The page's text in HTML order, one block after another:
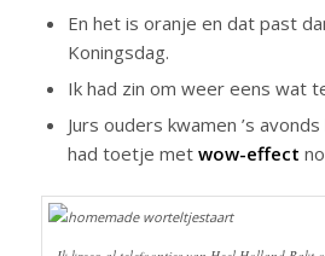
En het is oranje en dat past
Koningsdag.
Ik had zin om weer eens wat
Jurs ouders kwamen ’s
had toetje metwow-effect